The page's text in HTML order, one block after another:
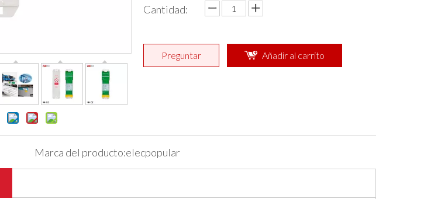
Cantidad:
Preguntar Añadir al carrito
Marca del producto:elecpopular